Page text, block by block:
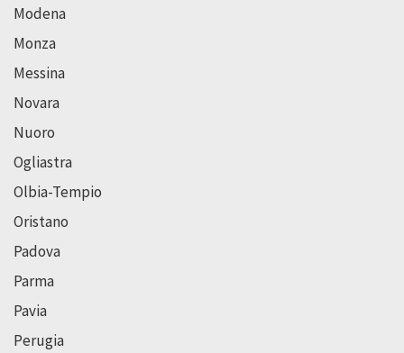
Modena
Monza
Messina
Novara
Nuoro
Ogliastra
Olbia-Tempio
Oristano
Padova
Parma
Pavia
Perugia